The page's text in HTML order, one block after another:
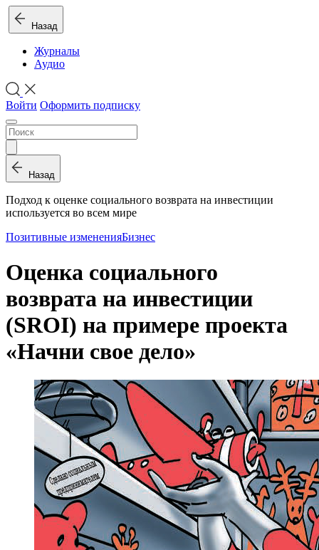
Назад
Журналы
Аудио
Войти Оформить подписку
Назад
Подход к оценке социального возврата на инвестиции
используется во всем мире
Позитивные измененияБизнес
Оценка социального
возврата на инвестиции
(SROI) на примере проекта
«Начни свое дело»